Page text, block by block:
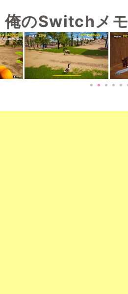
俺のSwitchメモ